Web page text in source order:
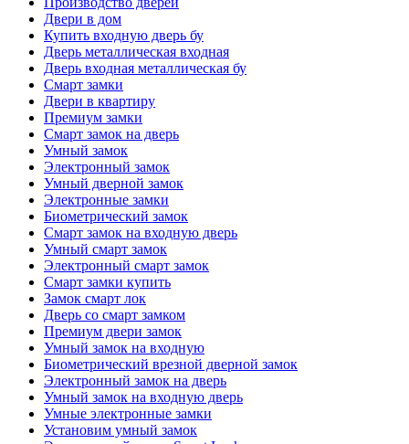
Двери в дом
Купить входную дверь бу
Дверь металлическая входная
Дверь входная металлическая бу
Смарт замки
Двери в квартиру
Премиум замки
Смарт замок на дверь
Умный замок
Электронный замок
Умный дверной замок
Электронные замки
Биометрический замок
Смарт замок на входную дверь
Умный смарт замок
Электронный смарт замок
Смарт замки купить
Замок смарт лок
Дверь со смарт замком
Премиум двери замок
Умный замок на входную
Биометрический врезной дверной замок
Электронный замок на дверь
Умный замок на входную дверь
Умные электронные замки
Установим умный замок